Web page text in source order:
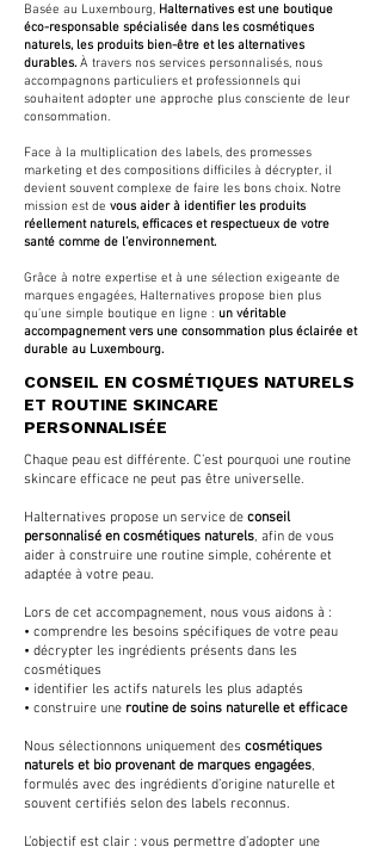
Basée au Luxembourg, Halternatives est une boutique
éco-responsable spécialisée dans les cosmétiques
naturels, les produits bien-être et les alternatives
durables. À travers nos services personnalisés, nous
accompagnons particuliers et professionnels qui
souhaitent adopter une approche plus consciente de leur
consommation.
Face à la multiplication des labels, des promesses
marketing et des compositions difficiles à décrypter, il
devient souvent complexe de faire les bons choix. Notre
mission est de vous aider à identifier les produits
réellement naturels, efficaces et respectueux de votre
santé comme de l’environnement.
Grâce à notre expertise et à une sélection exigeante de
marques engagées, Halternatives propose bien plus
qu’une simple boutique en ligne : un véritable
accompagnement vers une consommation plus éclairée et
durable au Luxembourg.
CONSEIL EN COSMÉTIQUES NATURELS
ET ROUTINE SKINCARE
PERSONNALISÉE
Chaque peau est différente. C’est pourquoi une routine
skincare efficace ne peut pas être universelle.
Halternatives propose un service de conseil
personnalisé en cosmétiques naturels, afin de vous
aider à construire une routine simple, cohérente et
adaptée à votre peau.
Lors de cet accompagnement, nous vous aidons à :
• comprendre les besoins spécifiques de votre peau
• décrypter les ingrédients présents dans les
cosmétiques
• identifier les actifs naturels les plus adaptés
• construire une routine de soins naturelle et efficace
Nous sélectionnons uniquement des cosmétiques
naturels et bio provenant de marques engagées,
formulés avec des ingrédients d’origine naturelle et
souvent certifiés selon des labels reconnus.
L’objectif est clair : vous permettre d’adopter une